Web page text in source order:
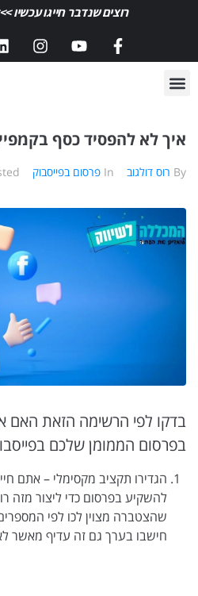
רוצים שנדבר חייגו עכשיו
איך לא להפסיד כסף
By רוס דולגוב In פרסום בפייסבוק
בדקו לפי הרשימה הזאת האם
בפרסום הממומן שלכם
הגדירו תקציב מקסימלי – אתם
להשקיע בפרסום כדי ליצור מזה
שהצטברה מצוין לכו לפי
חישבו בערך גם זה עדיף מאשר